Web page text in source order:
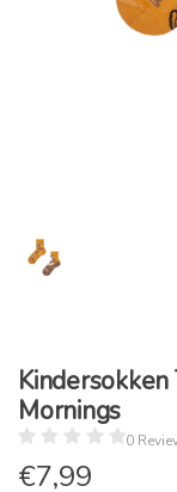
Mornings
0
€7,99